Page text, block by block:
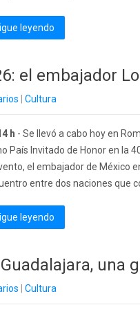
leyendo
el embajador
Cultura
h - Se llevó a cabo hoy en
País Invitado de Honor en la
el embajador de México
entre dos naciones que
leyendo
Cultura